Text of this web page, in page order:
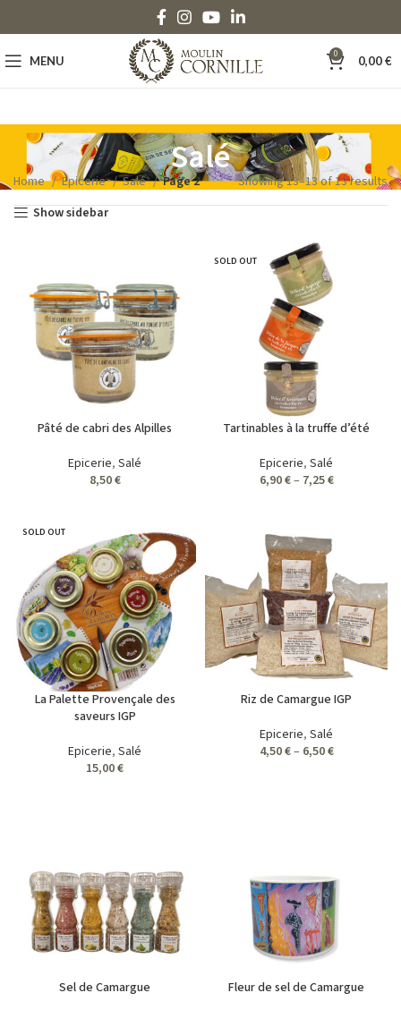
MENU 0 0,00€
Salé
Home Epicerie Salé Page 2
Showing 13–13 of 13 results
Show sidebar
Pâté de cabri des Alpilles
Epicerie, Salé
8,50€
SOLD OUT
Tartinables à la truffe d’été
Epicerie, Salé
6,90€– 7,25€
SOLD OUT
La Palette Provençale des
saveurs IGP
Epicerie, Salé
15,00€
Riz de Camargue IGP
Epicerie, Salé
4,50€– 6,50€
Sel de Camargue
Fleur de sel de Camargue